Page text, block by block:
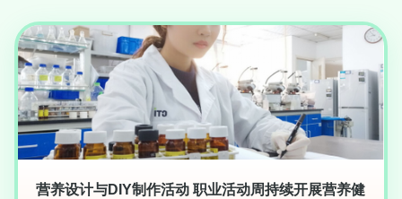
营养设计与DIY制作活动 职业活动周持续开展营养健